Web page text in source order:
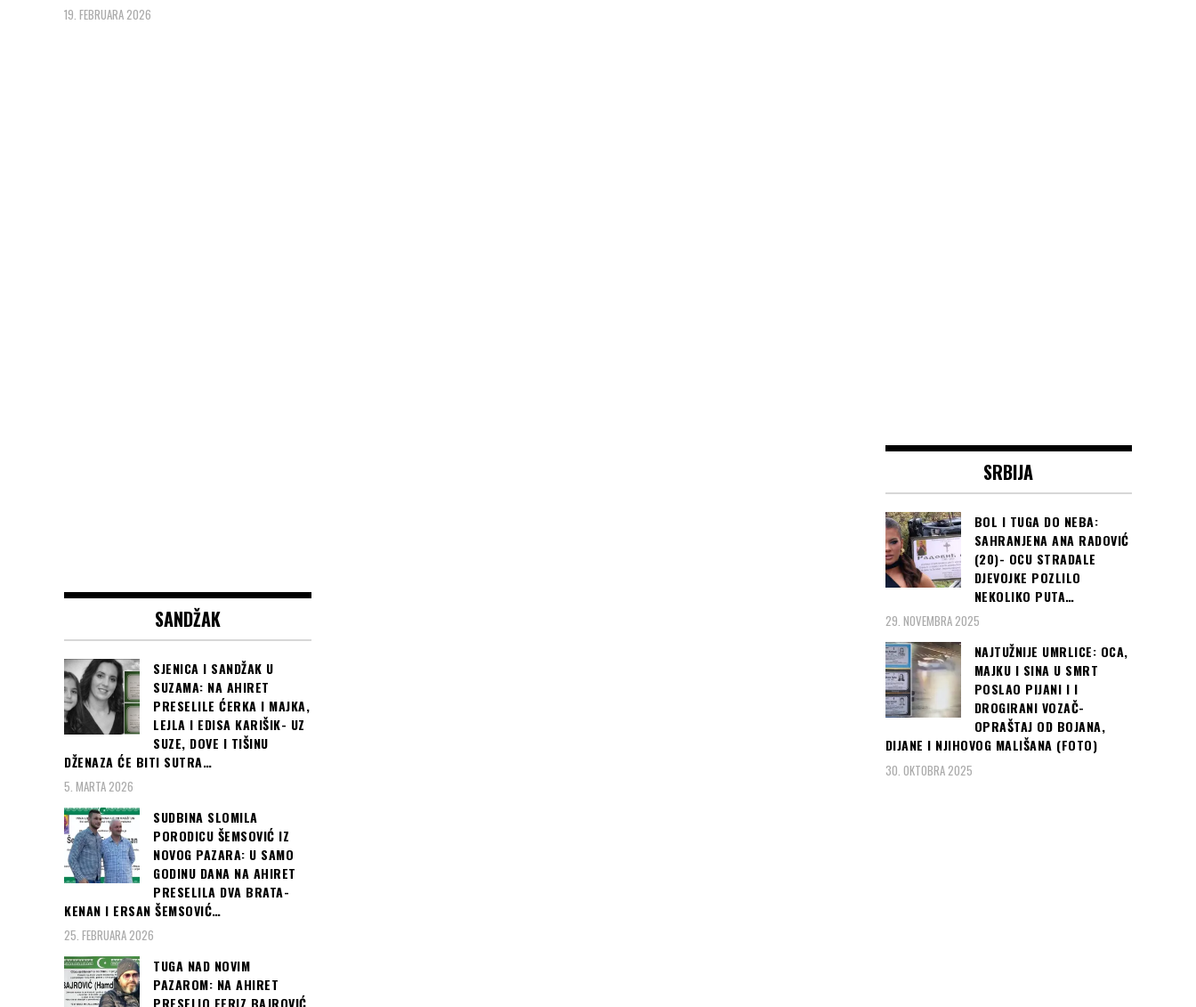
19. FEBRUARA 2026
SANDŽAK
SJENICA I SANDŽAK U
SUZAMA: NA AHIRET
PRESELILE ĆERKA I MAJKA,
LEJLA I EDISA KARIŠIK- UZ
SUZE, DOVE I TIŠINU
DŽENAZA ĆE BITI SUTRA…
5. MARTA 2026
SUDBINA SLOMILA
PORODICU ŠEMSOVIĆ IZ
NOVOG PAZARA: U SAMO
GODINU DANA NA AHIRET
PRESELILA DVA BRATA-
KENAN I ERSAN ŠEMSOVIĆ…
25. FEBRUARA 2026
TUGA NAD NOVIM
PAZAROM: NA AHIRET
SRBIJA
BOL I TUGA DO NEBA:
SAHRANJENA ANA RADOVIĆ
(20)- OCU STRADALE
DJEVOJKE POZLILO
NEKOLIKO PUTA…
29. NOVEMBRA 2025
NAJTUŽNIJE UMRLICE: OCA,
MAJKU I SINA U SMRT
POSLAO PIJANI I I
DROGIRANI VOZAČ-
OPRAŠTAJ OD BOJANA,
DIJANE I NJIHOVOG MALIŠANA (FOTO)
30. OKTOBRA 2025